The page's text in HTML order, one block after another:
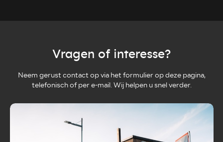
Vragen of interesse?
Neem gerust contact op via het formulier op deze pagina,
telefonisch of per e-mail. Wij helpen u snel verder.